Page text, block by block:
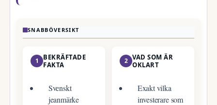
SNABBÖVERSIKT
1
BEKRÄFTADE
FAKTA
Svenskt
jeanmärke
2 VAD SOM ÄR
OKLART
Exakt vilka
investerare som